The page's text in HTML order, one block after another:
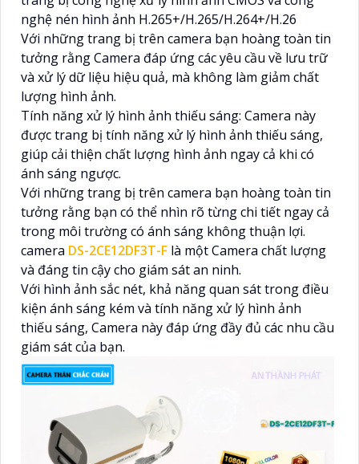
nghệ nén hình ảnh H.265+/H.265/H.264+/H.26
Với những trang bị trên camera bạn hoàng toàn tin
tưởng rằng Camera đáp ứng các yêu cầu về lưu trữ
và xử lý dữ liệu hiệu quả, mà không làm giảm chất
lượng hình ảnh.
Tính năng xử lý hình ảnh thiếu sáng: Camera này
được trang bị tính năng xử lý hình ảnh thiếu sáng,
giúp cải thiện chất lượng hình ảnh ngay cả khi có
ánh sáng ngược.
Với những trang bị trên camera bạn hoàng toàn tin
tưởng rằng bạn có thể nhìn rõ từng chi tiết ngay cả
trong môi trường có ánh sáng không thuận lợi.
camera DS-2CE12DF3T-F là một Camera chất lượng
và đáng tin cậy cho giám sát an ninh.
Với hình ảnh sắc nét, khả năng quan sát trong điều
kiện ánh sáng kém và tính năng xử lý hình ảnh
thiếu sáng, Camera này đáp ứng đầy đủ các nhu cầu
giám sát của bạn.